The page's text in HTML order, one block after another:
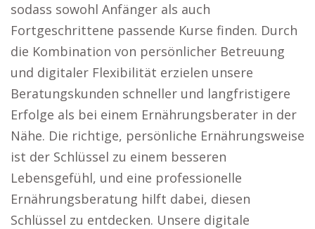
sodass sowohl Anfänger als auch
Fortgeschrittene passende Kurse finden. Durch
die Kombination von persönlicher Betreuung
und digitaler Flexibilität erzielen unsere
Beratungskunden schneller und langfristigere
Erfolge als bei einem Ernährungsberater in der
Nähe. Die richtige, persönliche Ernährungsweise
ist der Schlüssel zu einem besseren
Lebensgefühl, und eine professionelle
Ernährungsberatung hilft dabei, diesen
Schlüssel zu entdecken. Unsere digitale